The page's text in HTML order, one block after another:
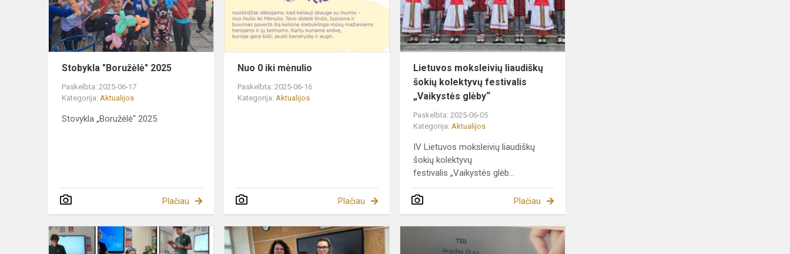
Stobykla "Boružėlė" 2025
Paskelbta: 2025-06-17
Kategorija: Aktualijos
Stovykla „Boružėlė“ 2025
Plačiau
Nuo 0 iki mėnulio
Paskelbta: 2025-06-16
Kategorija:Aktualijos
Plačiau
kolektyvų
festivalis
„V...
Lietuvos moksleivių liaudiškų
šokių kolektyvų festivalis
„Vaikystės glėby“
Paskelbta: 2025-06-05
Kategorija:Aktualijos
IV Lietuvos moksleivių liaudiškų
šokių kolektyvų
festivalis „Vaikystės glėb...
Plačiau
„Lietuva
skaito“
bendradarbiavimą
Tarptautinė